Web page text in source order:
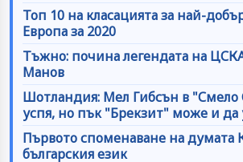
Топ 10 на класацията за най-
Европа за 2020
Тъжно: почина легендата на
Манов
Шотландия: Мел Гибсън в "Смело
успя, но пък "Брекзит" може и да
Първото споменаване на думата
българския език